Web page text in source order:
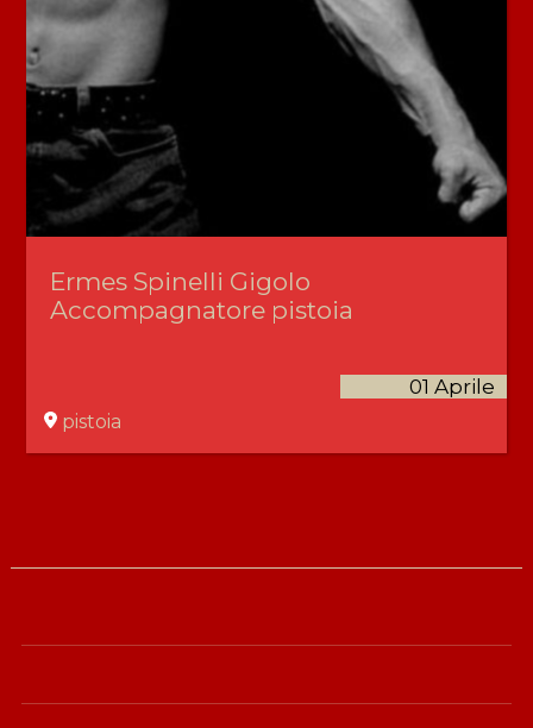
Ermes Spinelli Gigolo
Accompagnatore pistoia
01 Aprile
pistoia